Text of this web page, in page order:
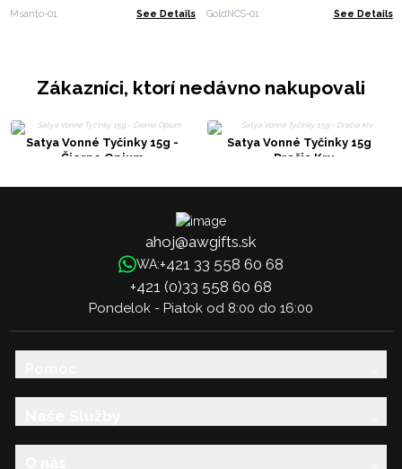
Msanto-01 See Details GoldNCS-01 See Details
Zákazníci, ktorí nedávno nakupovali
Satya Vonné Tyčinky 15g -
Čierne Opium
Satya Vonné Tyčinky 15g
- Dračia Krv
ahoj@awgifts.sk
WA:+421 33 558 60 68
+421 (0)33 558 60 68
Pondelok - Piatok od 8:00 do 16:00